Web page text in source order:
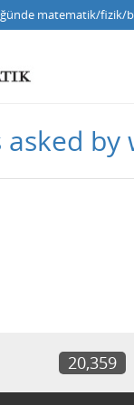
matematik/fizik/
by
20,359